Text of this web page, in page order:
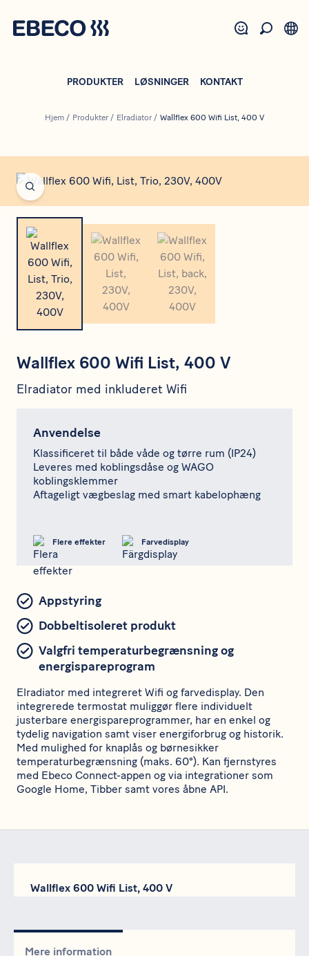
hovedindhold
PRODUKTER LØSNINGER KONTAKT
Hjem / Produkter / Elradiator / Wallflex 600 Wifi List, 400 V
Open fullscreen
Wallflex 600 Wifi List, 400 V
Elradiator med inkluderet Wifi
Anvendelse
Klassificeret til både våde og tørre rum (IP24)
Leveres med koblingsdåse og WAGO
koblingsklemmer
Aftageligt vægbeslag med smart kabelophæng
Flere effekter Farvedisplay
Appstyring
Dobbeltisoleret produkt
Valgfri temperaturbegrænsning og
energispareprogram
Elradiator med integreret Wifi og farvedisplay. Den
integrerede termostat muliggør flere individuelt
justerbare energispareprogrammer, har en enkel og
tydelig navigation samt viser energiforbrug og historik.
Med mulighed for knaplås og børnesikker
temperaturbegrænsning (maks. 60°). Kan fjernstyres
med Ebeco Connect-appen og via integrationer som
Google Home, Tibber samt vores åbne API.
Wallflex 600 Wifi List, 400 V
Mere information